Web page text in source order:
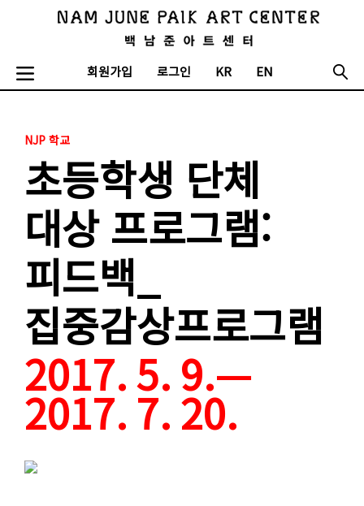
회원가입 로그인 KR EN
NJP 학교
초등학생 단체
대상 프로그램:
피드백_
집중감상프로그램
2017. 5. 9.—
2017. 7. 20.